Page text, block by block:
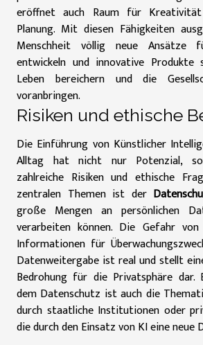
eröffnet auch Raum für
Planung. Mit diesen Fähigkeiten
Menschheit völlig neue Ansätze
entwickeln und innovative Produkte
Leben bereichern und die
voranbringen.
Risiken und ethische
Die Einführung von Künstlicher
Alltag hat nicht nur Potenzial,
zahlreiche Risiken und ethische
zentralen Themen ist der
große Mengen an persönlichen
verarbeiten können. Die Gefahr
Informationen für
Datenweitergabe ist real und stellt
Bedrohung für die Privatsphäre dar.
dem Datenschutz ist auch die
durch staatliche Institutionen oder
die durch den Einsatz von KI eine neue